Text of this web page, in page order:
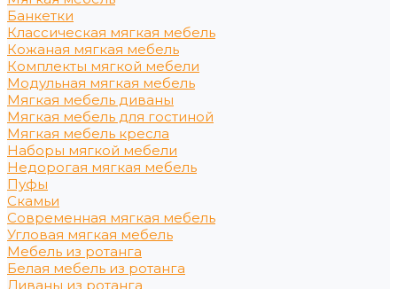
Банкетки
Классическая мягкая мебель
Кожаная мягкая мебель
Комплекты мягкой мебели
Модульная мягкая мебель
Мягкая мебель диваны
Мягкая мебель для гостиной
Мягкая мебель кресла
Наборы мягкой мебели
Недорогая мягкая мебель
Пуфы
Скамьи
Современная мягкая мебель
Угловая мягкая мебель
Мебель из ротанга
Белая мебель из ротанга
Диваны из ротанга